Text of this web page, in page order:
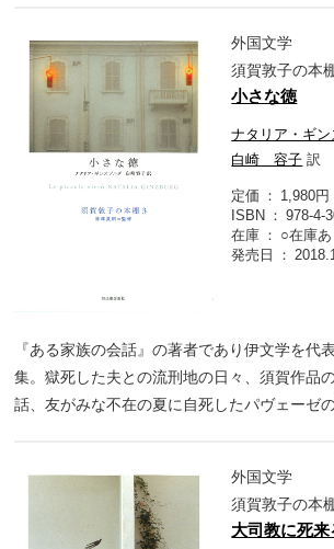
外国文学
須賀敦子の本
小さな徳
ナタリア・ギ
白崎 容子 訳
定価
1,980円
ISBN
978-4-
在庫
○在庫あ
発売日
『ある家族の会話』の著者であり伊文学を代
集。獄死した夫との流刑地の日々、須賀作品
話、友がみな不在の夏に自死したパヴェーゼ
外国文学
須賀敦子の本
大司教に死来